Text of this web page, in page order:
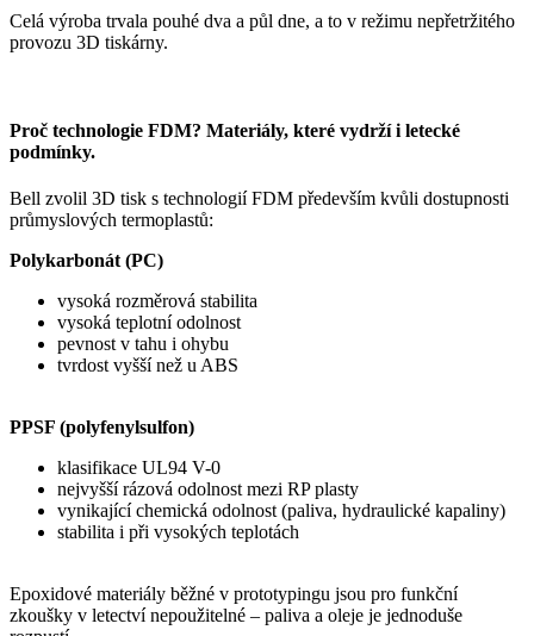
Celá výroba trvala pouhé dva a půl dne, a to v režimu nepřetržitého
provozu 3D tiskárny.
Proč technologie FDM? Materiály, které vydrží i letecké
podmínky.
Bell zvolil 3D tisk s technologií FDM především kvůli dostupnosti
průmyslových termoplastů:
Polykarbonát (PC)
vysoká rozměrová stabilita
vysoká teplotní odolnost
pevnost v tahu i ohybu
tvrdost vyšší než u ABS
PPSF (polyfenylsulfon)
klasifikace UL94 V-0
nejvyšší rázová odolnost mezi RP plasty
vynikající chemická odolnost (paliva, hydraulické kapaliny)
stabilita i při vysokých teplotách
Epoxidové materiály běžné v prototypingu jsou pro funkční
zkoušky v letectví nepoužitelné – paliva a oleje je jednoduše